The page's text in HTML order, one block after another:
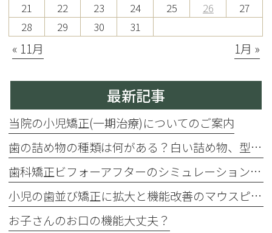
21
22 23 24 25 26
27
28
29 30 31
« 11月 1月 »
最新記事
当院の小児矯正(一期治療)についてのご案内
歯の詰め物の種類は何がある？白い詰め物、型取りがデジタルになりました！じゃあ保険と自費診療の違いは？
歯科矯正ビフォーアフターのシミュレーションができます
小児の歯並び矯正に拡大と機能改善のマウスピース・プレオルソ
お子さんのお口の機能大丈夫？